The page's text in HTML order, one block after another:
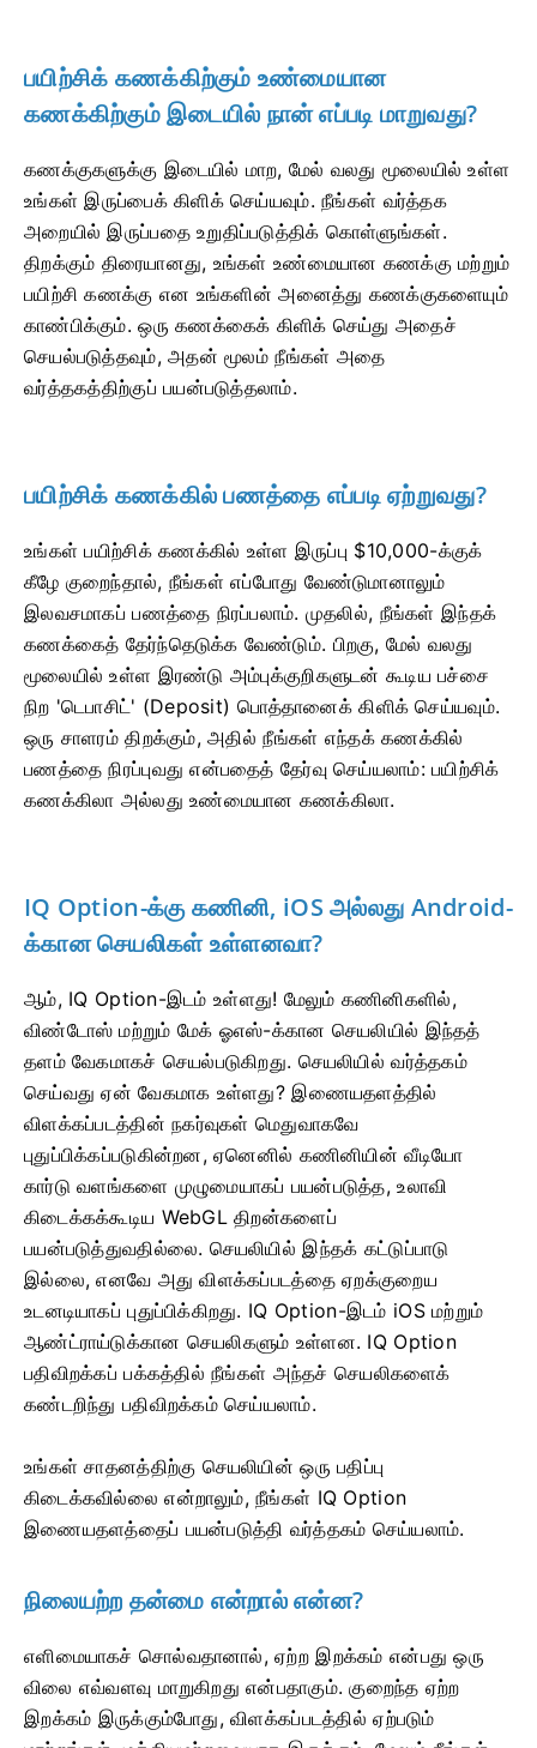
பயிற்சிக் கணக்கிற்கும் உண்மையான
கணக்கிற்கும் இடையில் நான் எப்படி மாறுவது?
கணக்குகளுக்கு இடையில் மாற, மேல் வலது மூலையில் உள்ள
உங்கள் இருப்பைக் கிளிக் செய்யவும். நீங்கள் வர்த்தக
அறையில் இருப்பதை உறுதிப்படுத்திக் கொள்ளுங்கள்.
திறக்கும் திரையானது, உங்கள் உண்மையான கணக்கு மற்றும்
பயிற்சி கணக்கு என உங்களின் அனைத்து கணக்குகளையும்
காண்பிக்கும். ஒரு கணக்கைக் கிளிக் செய்து அதைச்
செயல்படுத்தவும், அதன் மூலம் நீங்கள் அதை
வர்த்தகத்திற்குப் பயன்படுத்தலாம்.
பயிற்சிக் கணக்கில் பணத்தை எப்படி ஏற்றுவது?
உங்கள் பயிற்சிக் கணக்கில் உள்ள இருப்பு $10,000-க்குக்
கீழே குறைந்தால், நீங்கள் எப்போது வேண்டுமானாலும்
இலவசமாகப் பணத்தை நிரப்பலாம். முதலில், நீங்கள் இந்தக்
கணக்கைத் தேர்ந்தெடுக்க வேண்டும். பிறகு, மேல் வலது
மூலையில் உள்ள இரண்டு அம்புக்குறிகளுடன் கூடிய பச்சை
நிற 'டெபாசிட்' (Deposit) பொத்தானைக் கிளிக் செய்யவும்.
ஒரு சாளரம் திறக்கும், அதில் நீங்கள் எந்தக் கணக்கில்
பணத்தை நிரப்புவது என்பதைத் தேர்வு செய்யலாம்: பயிற்சிக்
கணக்கிலா அல்லது உண்மையான கணக்கிலா.
IQ Option-க்கு கணினி, iOS அல்லது Android-
க்கான செயலிகள் உள்ளனவா?
ஆம், IQ Option-இடம் உள்ளது! மேலும் கணினிகளில்,
விண்டோஸ் மற்றும் மேக் ஓஎஸ்-க்கான செயலியில் இந்தத்
தளம் வேகமாகச் செயல்படுகிறது. செயலியில் வர்த்தகம்
செய்வது ஏன் வேகமாக உள்ளது? இணையதளத்தில்
விளக்கப்படத்தின் நகர்வுகள் மெதுவாகவே
புதுப்பிக்கப்படுகின்றன, ஏனெனில் கணினியின் வீடியோ
கார்டு வளங்களை முழுமையாகப் பயன்படுத்த, உலாவி
கிடைக்கக்கூடிய WebGL திறன்களைப்
பயன்படுத்துவதில்லை. செயலியில் இந்தக் கட்டுப்பாடு
இல்லை, எனவே அது விளக்கப்படத்தை ஏறக்குறைய
உடனடியாகப் புதுப்பிக்கிறது. IQ Option-இடம் iOS மற்றும்
ஆண்ட்ராய்டுக்கான செயலிகளும் உள்ளன. IQ Option
பதிவிறக்கப் பக்கத்தில் நீங்கள் அந்தச் செயலிகளைக்
கண்டறிந்து பதிவிறக்கம் செய்யலாம்.
உங்கள் சாதனத்திற்கு செயலியின் ஒரு பதிப்பு
கிடைக்கவில்லை என்றாலும், நீங்கள் IQ Option
இணையதளத்தைப் பயன்படுத்தி வர்த்தகம் செய்யலாம்.
நிலையற்ற தன்மை என்றால் என்ன?
எளிமையாகச் சொல்வதானால், ஏற்ற இறக்கம் என்பது ஒரு
விலை எவ்வளவு மாறுகிறது என்பதாகும். குறைந்த ஏற்ற
இறக்கம் இருக்கும்போது, ​​விளக்கப்படத்தில் ஏற்படும்